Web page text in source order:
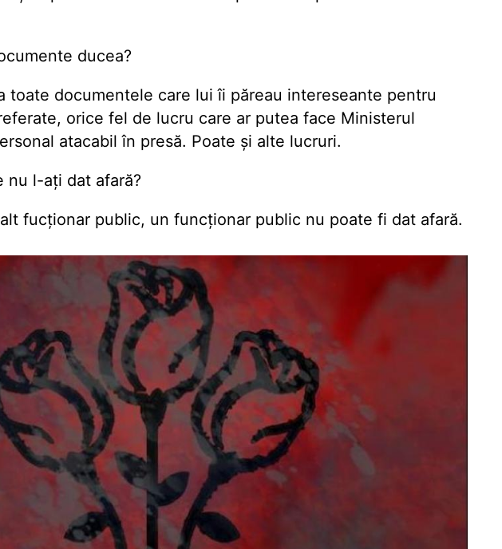
ducea?
toate documentele care lui îi păreau intereseante pentru
orice fel de lucru care ar putea face Ministerul
atacabil în presă. Poate şi alte lucruri.
nu l-aţi dat afară?
fucționar public, un funcționar public nu poate fi dat afară.